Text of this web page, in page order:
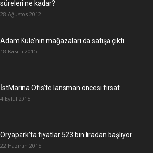
süreleri ne kadar?
28 Ağustos 2012
Adam Kule’nin mağazaları da satışa çıktı
18 Kasım 2015
İstMarina Ofis’te lansman öncesi fırsat
4 Eylül 2015
Oryapark’ta fiyatlar 523 bin liradan başlıyor
22 Haziran 2015